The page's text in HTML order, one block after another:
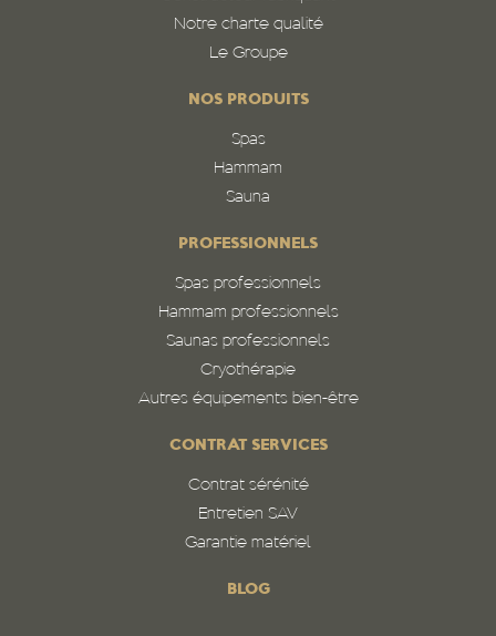
Notre charte qualité
Le Groupe
NOS PRODUITS
Spas
Hammam
Sauna
PROFESSIONNELS
Spas professionnels
Hammam professionnels
Saunas professionnels
Cryothérapie
Autres équipements bien-être
CONTRAT SERVICES
Contrat sérénité
Entretien SAV
Garantie matériel
BLOG